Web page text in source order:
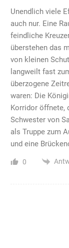
Unendlich viele
auch nur. Eine
feindliche
überstehen das
von kleinen
langweilt fast
überzogene
waren: Die
Korridor öffnete,
Schwester von
als Truppe zum
und eine
0